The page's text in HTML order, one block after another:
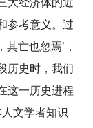
大经济体的近
参考意义。过
亡也忽焉’，
历史时，我们
这一历史进程
文学者知识